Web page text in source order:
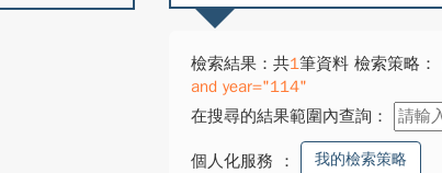
檢索結果：共1筆資料 檢索策略：
and year="114"
在搜尋的結果範圍內查詢：
個人化服務 ： 我的檢索策略